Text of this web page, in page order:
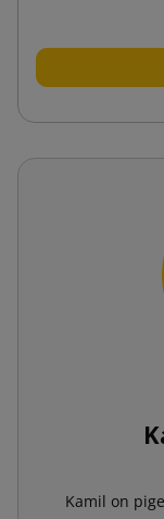
Kamil on